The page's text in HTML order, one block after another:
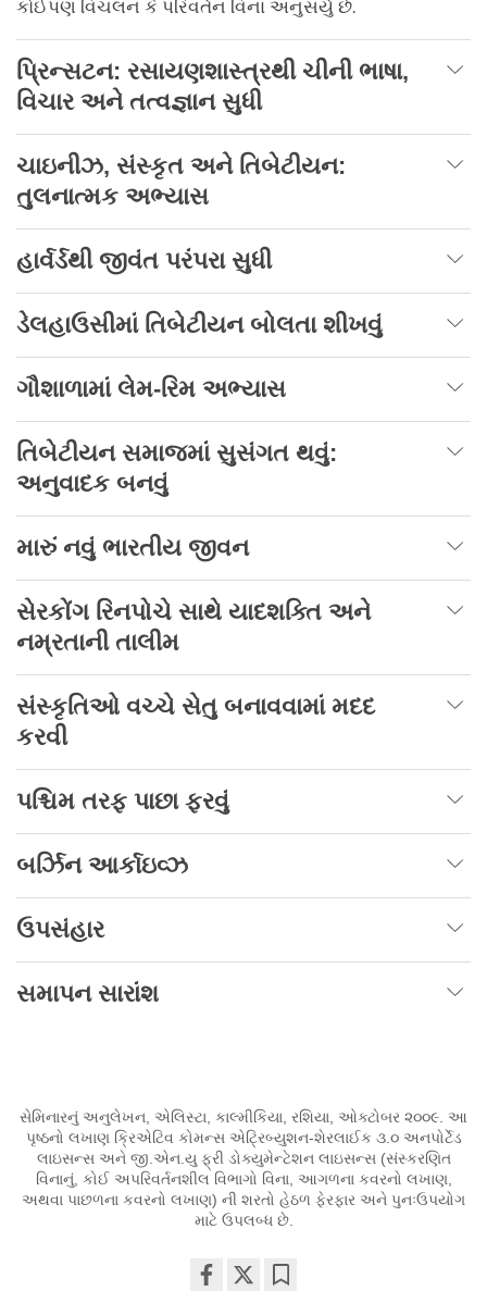
કોઈપણ વિચલન કે પરિવર્તન વિના અનુસર્યું છે.
પ્રિન્સટન: રસાયણશાસ્ત્રથી ચીની ભાષા,
વિચાર અને તત્વજ્ઞાન સુધી
ચાઇનીઝ, સંસ્કૃત અને તિબેટીયન:
તુલનાત્મક અભ્યાસ
હાર્વર્ડથી જીવંત પરંપરા સુધી
ડેલહાઉસીમાં તિબેટીયન બોલતા શીખવું
ગૌશાળામાં લેમ-રિમ અભ્યાસ
તિબેટીયન સમાજમાં સુસંગત થવું:
અનુવાદક બનવું
મારું નવું ભારતીય જીવન
સેરકોંગ રિનપોચે સાથે યાદશક્તિ અને
નમ્રતાની તાલીમ
સંસ્કૃતિઓ વચ્ચે સેતુ બનાવવામાં મદદ
કરવી
પશ્ચિમ તરફ પાછા ફરવું
બર્ઝિન આર્કાઇવ્ઝ
ઉપસંહાર
સમાપન સારાંશ
સેમિનારનું અનુલેખન, એલિસ્ટા, કાલ્મીકિયા, રશિયા, ઓક્ટોબર ૨૦૦૯. આ
પૃષ્ઠનો લખાણ ક્રિએટિવ કોમન્સ એટ્રિબ્યુશન-શેરલાઈક ૩.૦ અનપોર્ટેડ
લાઇસન્સ અને જી.એન.યુ ફ્રી ડોક્યુમેન્ટેશન લાઇસન્સ (સંસ્કરણિત
વિનાનું, કોઈ અપરિવર્તનશીલ વિભાગો વિના, આગળના કવરનો લખાણ,
અથવા પાછળના કવરનો લખાણ) ની શરતો હેઠળ ફેરફાર અને પુનઃઉપયોગ
માટે ઉપલબ્ધ છે.